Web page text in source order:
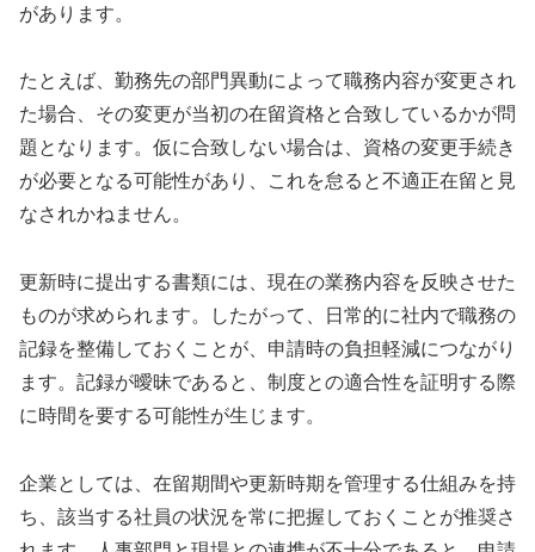
があります。
たとえば、勤務先の部門異動によって職務内容が変更され
た場合、その変更が当初の在留資格と合致しているかが問
題となります。仮に合致しない場合は、資格の変更手続き
が必要となる可能性があり、これを怠ると不適正在留と見
なされかねません。
更新時に提出する書類には、現在の業務内容を反映させた
ものが求められます。したがって、日常的に社内で職務の
記録を整備しておくことが、申請時の負担軽減につながり
ます。記録が曖昧であると、制度との適合性を証明する際
に時間を要する可能性が生じます。
企業としては、在留期間や更新時期を管理する仕組みを持
ち、該当する社員の状況を常に把握しておくことが推奨さ